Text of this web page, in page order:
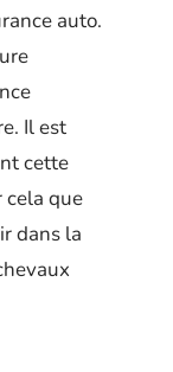
auto.
Il est
cette
cela que
dans la